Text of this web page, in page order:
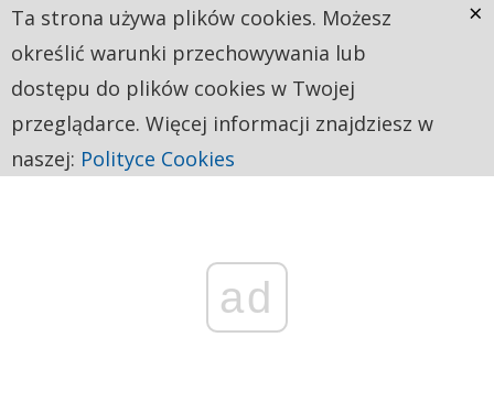
ad
Ta strona używa plików cookies. Możesz
określić warunki przechowywania lub
dostępu do plików cookies w Twojej
przeglądarce. Więcej informacji znajdziesz w
naszej: Polityce Cookies
×